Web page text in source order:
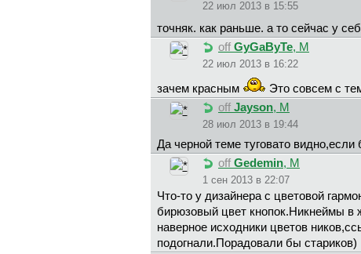
22 июл 2013 в 15:55
точняк. как раньше. а то сейчас у
off GyGaByTe, М
22 июл 2013 в 16:22
зачем красным
Это совсем с
off Jayson, М
28 июл 2013 в 19:44
Да черной теме туговато
off Gedemin, М
1 сен 2013 в 22:07
Что-то у дизайнера с цветовой
бирюзовый цвет кнопок.Никнеймы в
наверное исходники цветов
подогнали.Порадовали бы стариков)